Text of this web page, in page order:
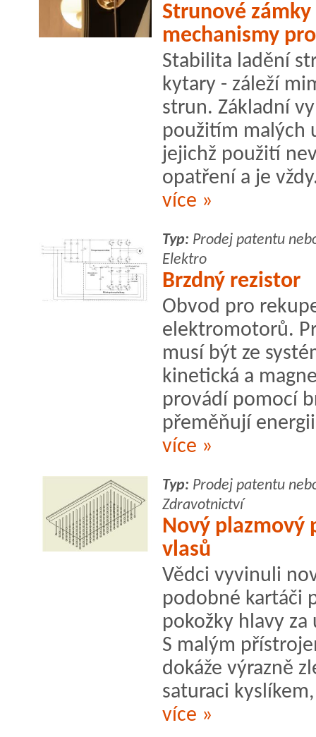
Strunové
mechanismy
Stabilita ladění
kytary - záleží
strun. Základní
použitím malých
jejichž použití
opatření a je
více »
Typ: Prodej patentu
Elektro
Brzdný rezistor
Obvod pro
elektromotorů.
musí být ze
kinetická a
provádí pomocí
přeměňují
více »
Typ: Prodej patentu
Zdravotnictví
Nový plazmový
vlasů
Vědci vyvinuli
podobné kartáči
pokožky hlavy
S malým
dokáže výrazně
saturaci
více »